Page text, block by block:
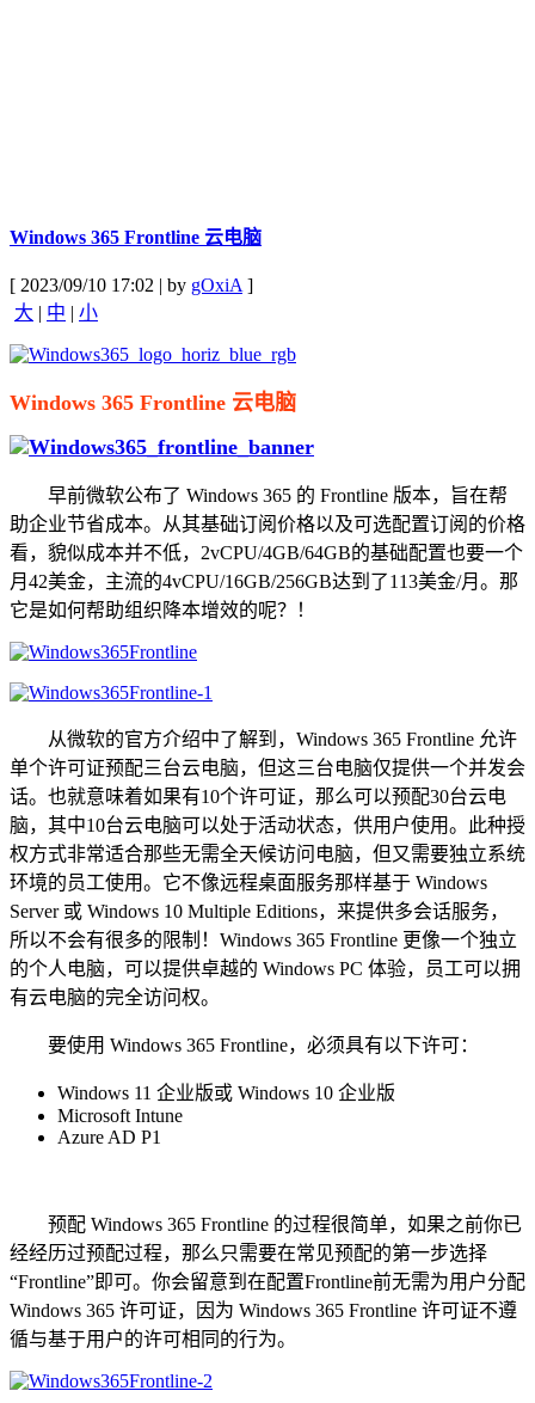
Windows 365 Frontline 云电脑
[ 2023/09/10 17:02 | by gOxiA]
大 | 中 | 小
Windows 365 Frontline 云电脑
早前微软公布了 Windows 365 的 Frontline 版本，旨在帮
助企业节省成本。从其基础订阅价格以及可选配置订阅的价格
看，貌似成本并不低，2vCPU/4GB/64GB的基础配置也要一个
月42美金，主流的4vCPU/16GB/256GB达到了113美金/月。那
它是如何帮助组织降本增效的呢？！
从微软的官方介绍中了解到，Windows 365 Frontline 允许
单个许可证预配三台云电脑，但这三台电脑仅提供一个并发会
话。也就意味着如果有10个许可证，那么可以预配30台云电
脑，其中10台云电脑可以处于活动状态，供用户使用。此种授
权方式非常适合那些无需全天候访问电脑，但又需要独立系统
环境的员工使用。它不像远程桌面服务那样基于 Windows
Server 或 Windows 10 Multiple Editions，来提供多会话服务，
所以不会有很多的限制！Windows 365 Frontline 更像一个独立
的个人电脑，可以提供卓越的 Windows PC 体验，员工可以拥
有云电脑的完全访问权。
要使用 Windows 365 Frontline，必须具有以下许可：
Windows 11 企业版或 Windows 10 企业版
Microsoft Intune
Azure AD P1
预配 Windows 365 Frontline 的过程很简单，如果之前你已
经经历过预配过程，那么只需要在常见预配的第一步选择
“Frontline”即可。你会留意到在配置Frontline前无需为用户分配
Windows 365 许可证，因为 Windows 365 Frontline 许可证不遵
循与基于用户的许可相同的行为。